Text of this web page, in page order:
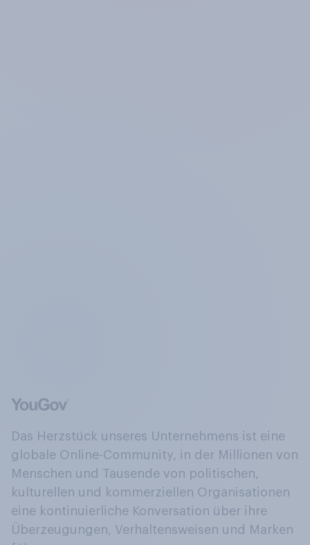
Das Herzstück unseres Unternehmens ist eine
globale Online-Community, in der Millionen von
Menschen und Tausende von politischen,
kulturellen und kommerziellen Organisationen
eine kontinuierliche Konversation über ihre
Überzeugungen, Verhaltensweisen und Marken